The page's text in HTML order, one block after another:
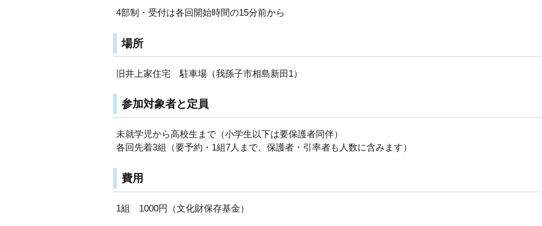
4部制・受付は各回開始時間の15分前から
場所
旧井上家住宅 駐車場（我孫子市相島新田1）
参加対象者と定員
未就学児から高校生まで（小学生以下は要保護者同伴）
各回先着3組（要予約・1組7人まで、保護者・引率者も人数に含みます）
費用
1組 1000円（文化財保存基金）